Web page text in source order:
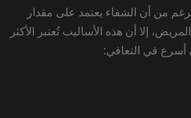
من أن الشفاء يعتمد على مقدار
إلا أن هذه الأساليب تُعتبر الأكثر
أسرع في التعافي: